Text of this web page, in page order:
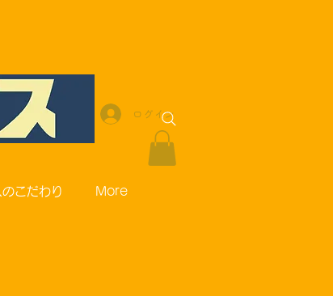
ログイン
こだわり More